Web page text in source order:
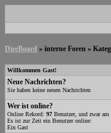
DireBoard » interne Foren »
Willkommen Gast!
Neue Nachrichten?
Sie haben keine neuen Nachrichten
Wer ist online?
Online Rekord: 97 Benutzer, und zwar
Es ist zur Zeit ein Benutzer online:
Ein Gast